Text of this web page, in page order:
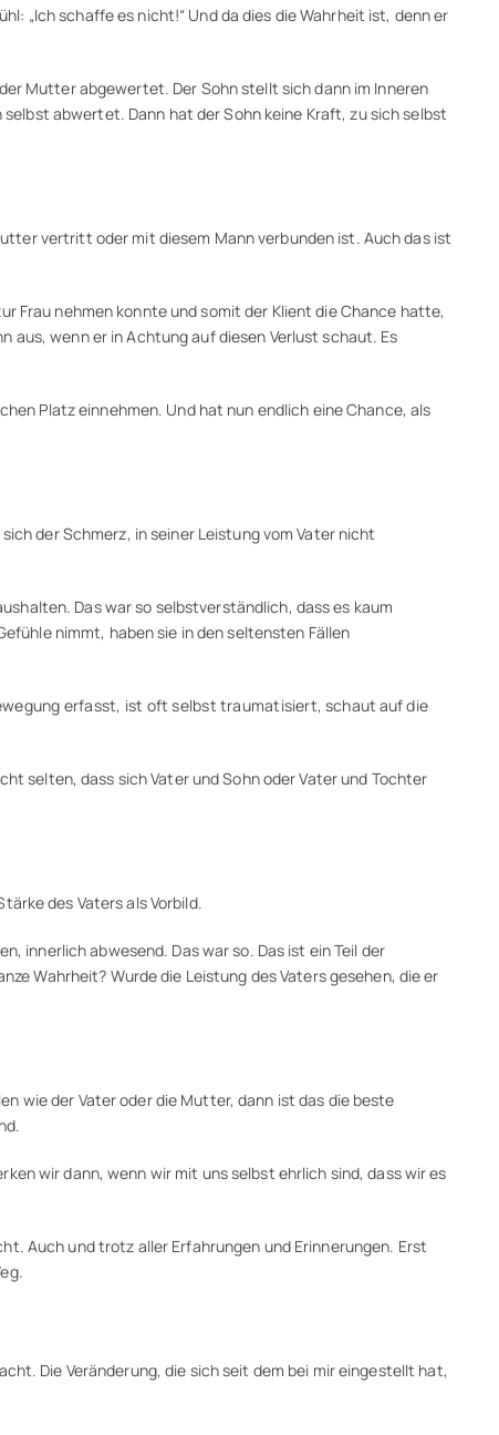
„Ich schaffe es nicht!“ Und da dies die Wahrheit ist, denn er
Mutter abgewertet. Der Sohn stellt sich dann im Inneren
abwertet. Dann hat der Sohn keine Kraft, zu sich selbst
vertritt oder mit diesem Mann verbunden ist. Auch das ist
Frau nehmen konnte und somit der Klient die Chance hatte,
aus, wenn er in Achtung auf diesen Verlust schaut. Es
Platz einnehmen. Und hat nun endlich eine Chance, als
der Schmerz, in seiner Leistung vom Vater nicht
Das war so selbstverständlich, dass es kaum
nimmt, haben sie in den seltensten Fällen
erfasst, ist oft selbst traumatisiert, schaut auf die
selten, dass sich Vater und Sohn oder Vater und Tochter
des Vaters als Vorbild.
innerlich abwesend. Das war so. Das ist ein Teil der
Wahrheit? Wurde die Leistung des Vaters gesehen, die er
wie der Vater oder die Mutter, dann ist das die beste
wir dann, wenn wir mit uns selbst ehrlich sind, dass wir es
Auch und trotz aller Erfahrungen und Erinnerungen. Erst
Die Veränderung, die sich seit dem bei mir eingestellt hat,